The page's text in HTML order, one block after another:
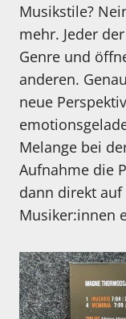
Musikstile?
mehr. Jeder
Genre und
anderen.
neue
Melange bei
Aufnahme die
dann direkt
Musiker:innen